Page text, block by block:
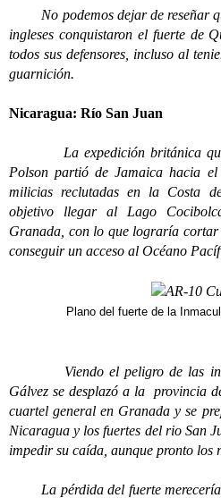
No podemos dejar de reseñar
ingleses conquistaron el fuerte de
todos sus defensores, incluso al
guarnición.
Nicaragua: Río San Juan
La expedición británica que
Polson partió de Jamaica hacia
milicias reclutadas en la Costa
objetivo llegar al Lago
Granada, con lo que lograría
conseguir un acceso al Océano
Plano del fuerte de la
Viendo el peligro de las
Gálvez se desplazó a la provincia
cuartel general en Granada y se
Nicaragua y los fuertes del rio San
impedir su caída, aunque pronto los
La pérdida del fuerte merecería